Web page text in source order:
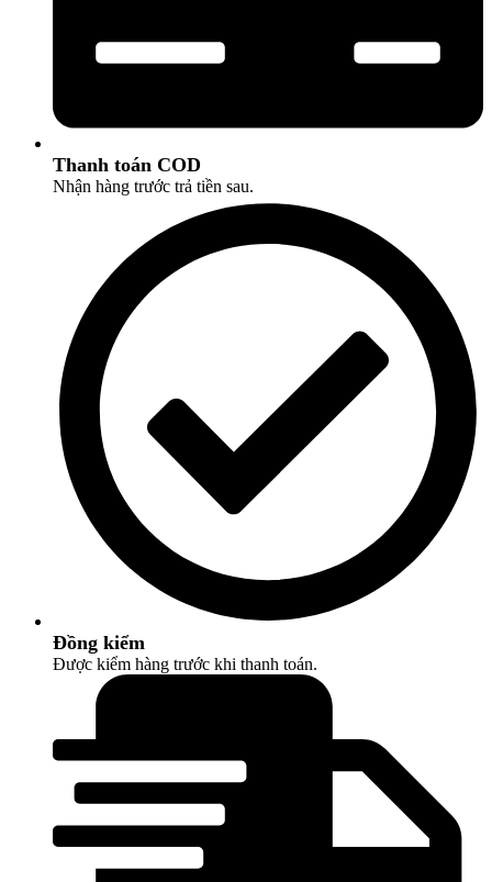
Thanh toán COD
Nhận hàng trước trả tiền sau.
Đồng kiểm
Được kiểm hàng trước khi thanh toán.